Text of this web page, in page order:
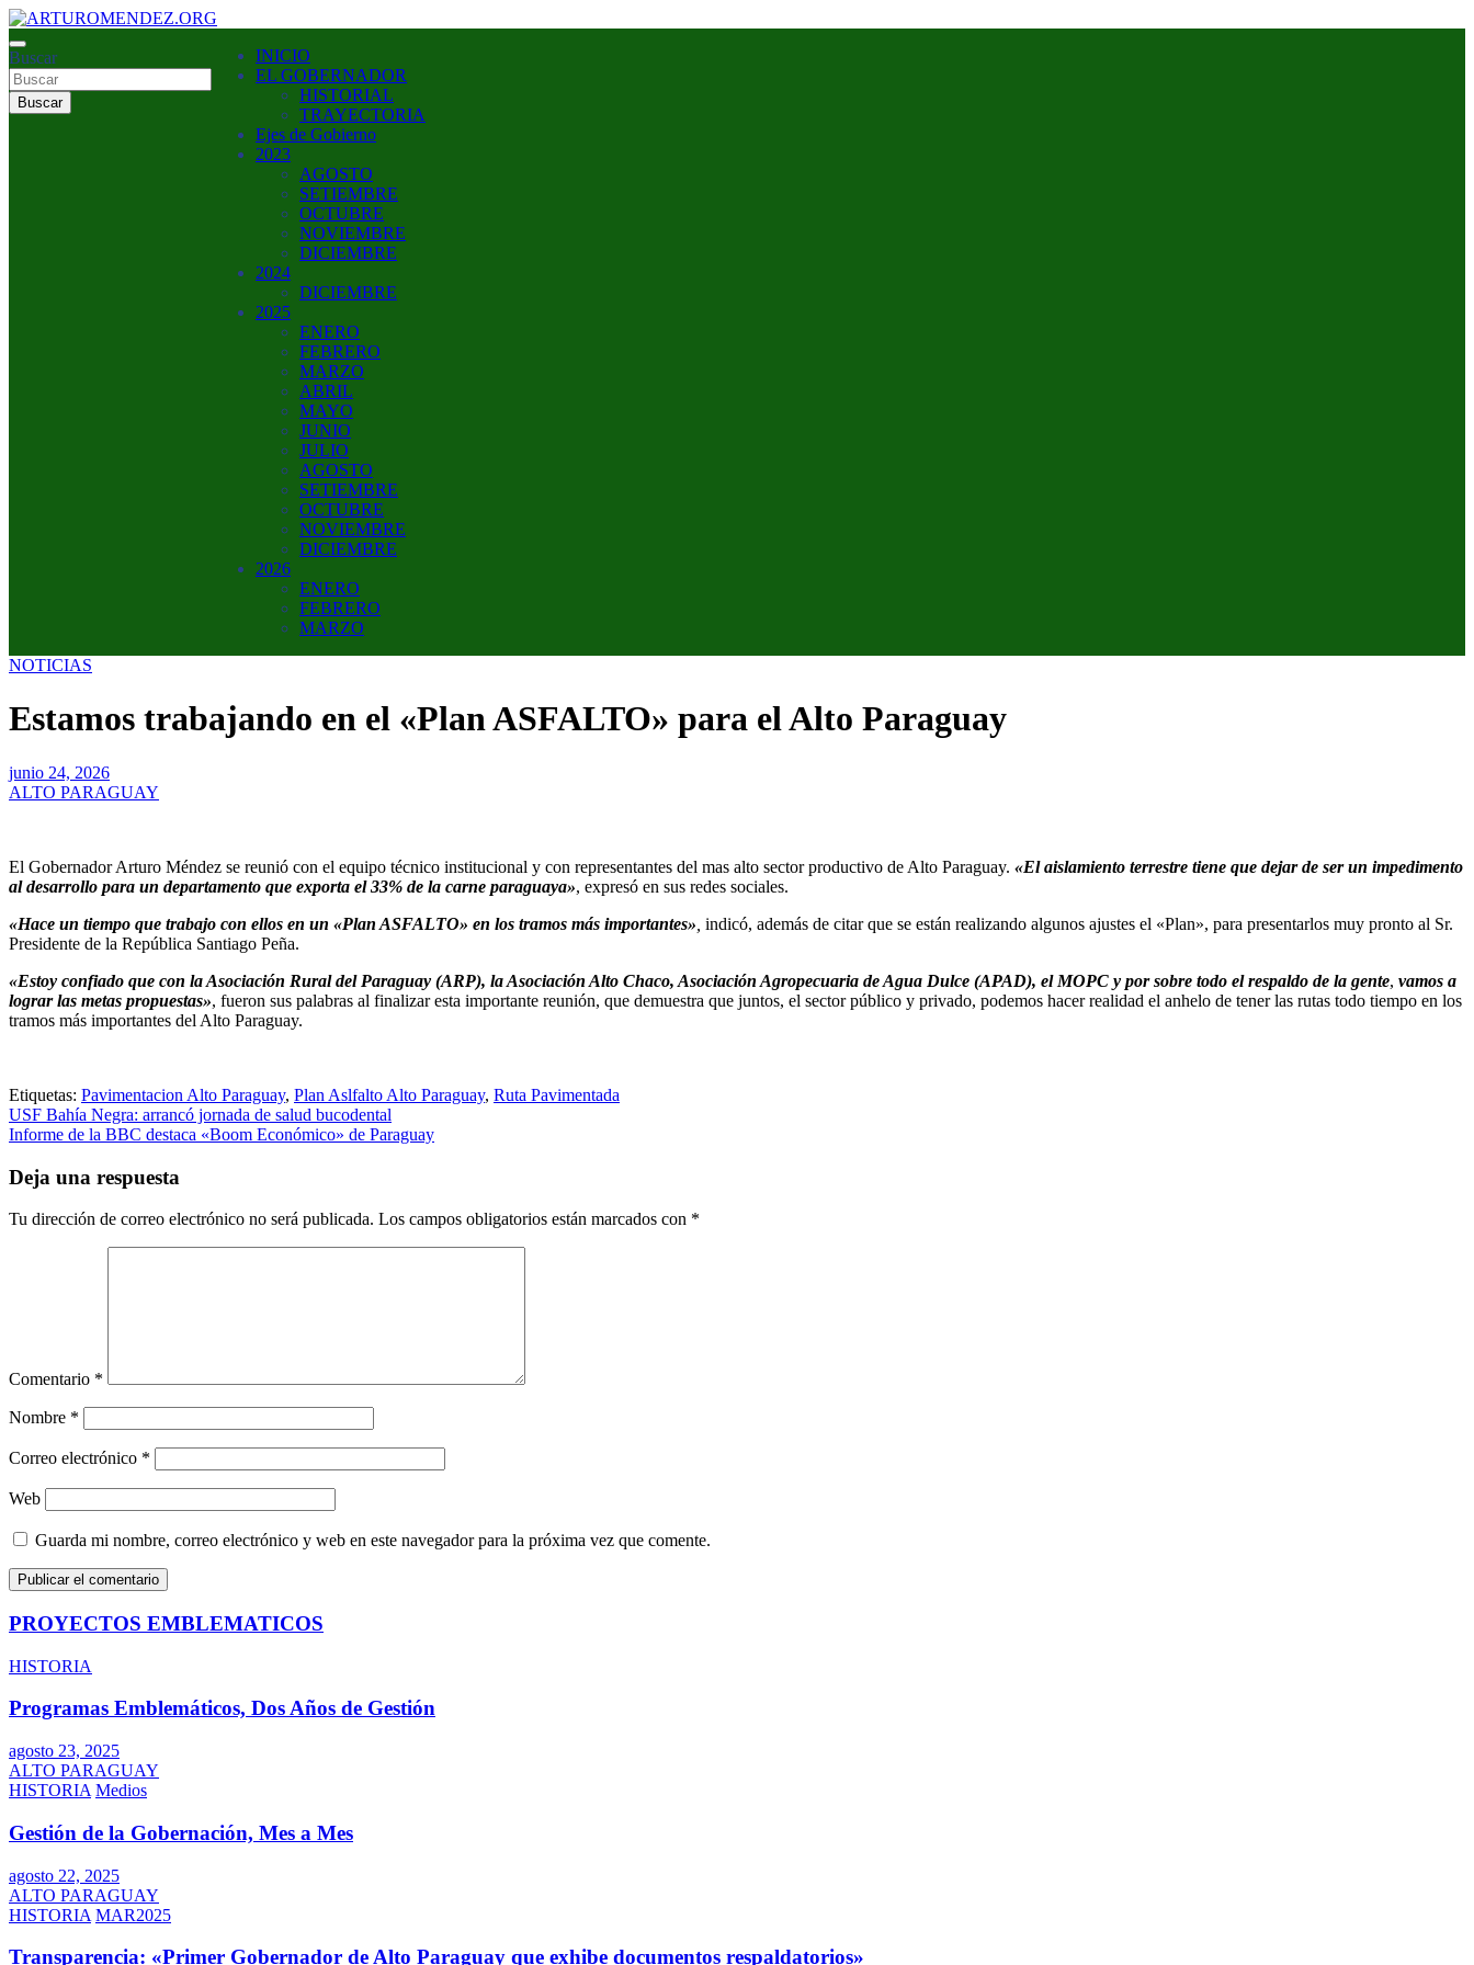
Saltar
al
contenido
ARTUROMENDEZ.ORG
ARTURO MENDEZ GOBERNADOR 2023
Buscar
Buscar
INICIO
EL GOBERNADOR
HISTORIAL
TRAYECTORIA
Ejes de Gobierno
2023
AGOSTO
SETIEMBRE
OCTUBRE
NOVIEMBRE
DICIEMBRE
2024
DICIEMBRE
2025
ENERO
FEBRERO
MARZO
ABRIL
MAYO
JUNIO
JULIO
AGOSTO
SETIEMBRE
OCTUBRE
NOVIEMBRE
DICIEMBRE
2026
ENERO
FEBRERO
MARZO
NOTICIAS
Estamos trabajando en el «Plan ASFALTO» para el Alto Paraguay
junio 24, 2026
ALTO PARAGUAY
El Gobernador Arturo Méndez se reunió con el equipo técnico institucional y con representantes del mas alto sector productivo de Alto Paraguay. «El aislamiento terrestre tiene que dejar de ser un impedimento
al desarrollo para un departamento que exporta el 33% de la carne paraguaya», expresó en sus redes sociales.
«Hace un tiempo que trabajo con ellos en un «Plan ASFALTO» en los tramos más importantes» indicó, además de citar que se están realizando algunos ajustes el «Plan», para presentarlos muy pronto al Sr.
Presidente de la República Santiago Peña.
«Estoy confiado que con la Asociación Rural del Paraguay (ARP), la Asociación Alto Chaco, Asociación Agropecuaria de Agua Dulce (APAD), el MOPC y por sobre todo el respaldo de la gente, vamos a
lograr las metas propuestas», fueron sus palabras al finalizar esta importante reunión, que demuestra que juntos, el sector público y privado, podemos hacer realidad el anhelo de tener las rutas todo tiempo en los
tramos más importantes del Alto Paraguay.
Etiquetas: Pavimentacion Alto Paraguay, Plan Aslfalto Alto Paraguay, Ruta Pavimentada
Navegación
de
entradas
USF Bahía Negra: arrancó jornada de salud bucodental
Informe de la BBC destaca «Boom Económico» de Paraguay
Deja una respuesta
Tu dirección de correo electrónico no será publicada. Los campos obligatorios están marcados con *
Comentario *
Nombre *
Correo electrónico *
Web
Guarda mi nombre, correo electrónico y web en este navegador para la próxima vez que comente.
PROYECTOS EMBLEMATICOS
HISTORIA
Programas Emblemáticos, Dos Años de Gestión
agosto 23, 2025
ALTO PARAGUAY
HISTORIA Medios
Gestión de la Gobernación, Mes a Mes
agosto 22, 2025
ALTO PARAGUAY
HISTORIA MAR2025
Transparencia: «Primer Gobernador de Alto Paraguay que exhibe documentos respaldatorios»